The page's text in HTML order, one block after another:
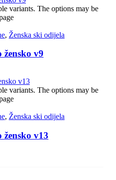
variants. The options may be
, Ženska ski odijela
v9
variants. The options may be
, Ženska ski odijela
v13